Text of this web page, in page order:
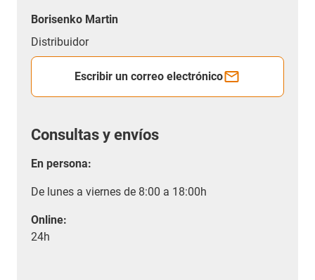
Borisenko Martin
Distribuidor
Escribir un correo electrónico
Consultas y envíos
En persona:
De lunes a viernes de 8:00 a 18:00h
Online:
24h